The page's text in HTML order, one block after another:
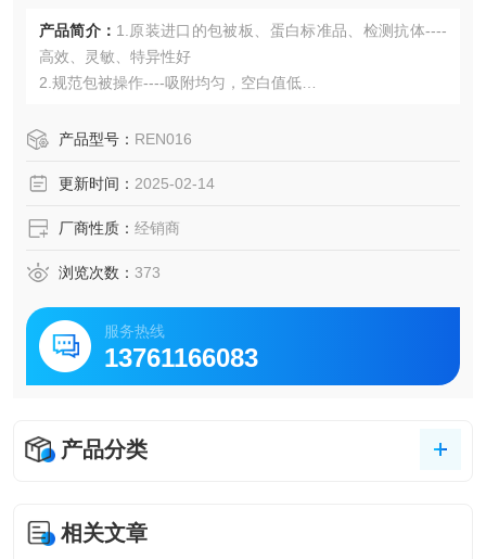
产品简介： 1.原装进口的包被板、蛋白标准品、检测抗体----
高效、灵敏、特异性好
2.规范包被操作----吸附均匀，空白值低
4.适用于血浆、血清、组织匀浆液、细胞培养上清液、尿液、
5.可检测动物类型丰富：人、猴、大鼠、小鼠、兔、猪、犬、
6.检测指标齐全：炎症因子、血管生成素、动脉粥样硬化因
子、趋化因子、生长因子、基质金属蛋白酶、脂肪因子等。
产品型号： REN016
更新时间： 2025-02-14
厂商性质： 经销商
浏览次数： 373
服务热线
13761166083
产品分类
相关文章